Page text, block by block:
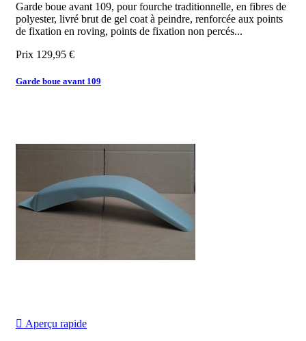
Garde boue avant 109, pour fourche traditionnelle, en fibres de
polyester, livré brut de gel coat à peindre, renforcée aux points
de fixation en roving, points de fixation non percés...
Prix 129,95 €
Garde boue avant 109
 Aperçu rapide